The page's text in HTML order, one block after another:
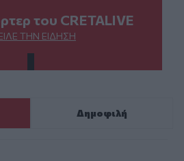
του CRETALIVE
ΤΗΝ ΕΊΔΗΣΗ
Δημοφιλή